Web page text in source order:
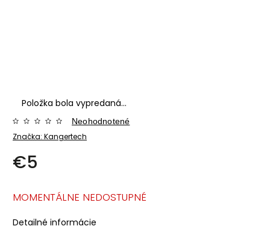
Položka bola vypredaná…
Značka: Kangertech
Neohodnotené
€5
MOMENTÁLNE NEDOSTUPNÉ
Detailné informácie